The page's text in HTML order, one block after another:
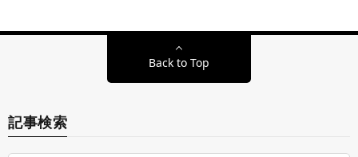
Back to Top
記事検索